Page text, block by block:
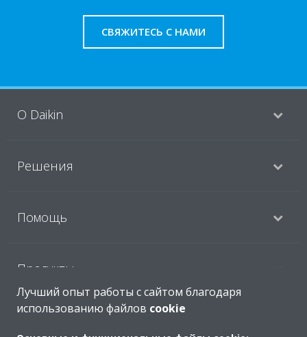
СВЯЖИТЕСЬ С НАМИ
O Daikin
Решения
Помощь
Продукты
Лучший опыт работы с сайтом благодаря
использованию файлов cookie